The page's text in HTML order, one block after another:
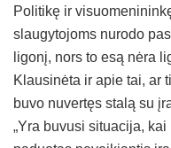
Politikę ir
slaugytojoms nurodo
ligonį, nors to esą nėra
Klausinėta ir apie tai, ar
buvo nuvertęs stalą su
„Yra buvusi situacija,